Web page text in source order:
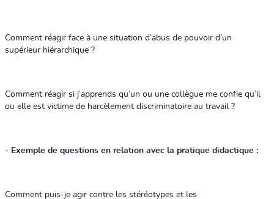
Comment réagir face à une situation d’abus de pouvoir d’un
supérieur hiérarchique ?
Comment réagir si j’apprends qu’un ou une collègue me confie qu’il
ou elle est victime de harcèlement discriminatoire au travail ?
- Exemple de questions en relation avec la pratique didactique :
Comment puis-je agir contre les stéréotypes et les